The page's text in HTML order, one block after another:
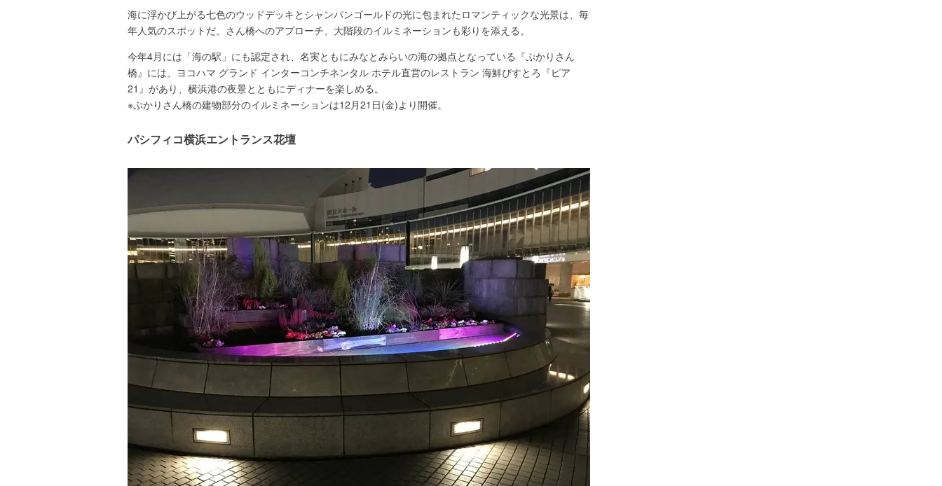
海に浮かび上がる七色のウッドデッキとシャンパンゴールドの光に包まれたロマンティックな光景は、毎
年人気のスポットだ。さん橋へのアプローチ、大階段のイルミネーションも彩りを添える。
今年4月には「海の駅」にも認定され、名実ともにみなとみらいの海の拠点となっている『ぷかりさん
橋』には、ヨコハマ グランド インターコンチネンタル ホテル直営のレストラン 海鮮びすとろ『ピア
21』があり、横浜港の夜景とともにディナーを楽しめる。
※ぷかりさん橋の建物部分のイルミネーションは12月21日(金)より開催。
パシフィコ横浜エントランス花壇